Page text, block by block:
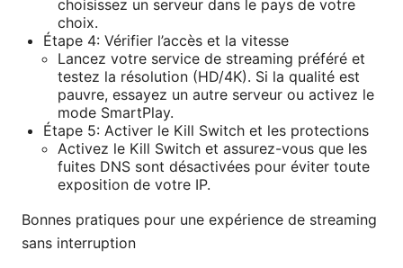
choisissez un serveur dans le pays de votre
choix.
Étape 4: Vérifier l’accès et la vitesse
Lancez votre service de streaming préféré et
testez la résolution (HD/4K). Si la qualité est
pauvre, essayez un autre serveur ou activez le
mode SmartPlay.
Étape 5: Activer le Kill Switch et les protections
Activez le Kill Switch et assurez-vous que les
fuites DNS sont désactivées pour éviter toute
exposition de votre IP.
Bonnes pratiques pour une expérience de streaming
sans interruption